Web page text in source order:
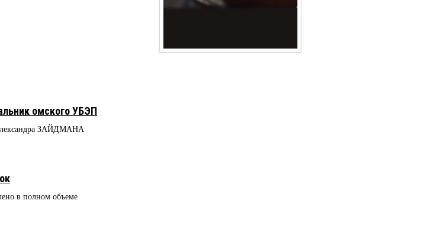
омского УБЭП
ЗАЙДМАНА
в полном объеме